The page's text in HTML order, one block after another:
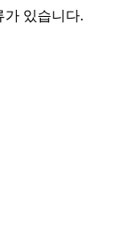
가 있습니다.